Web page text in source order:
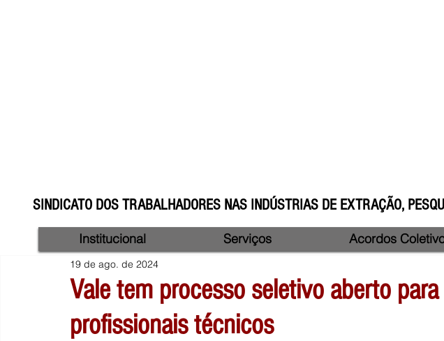
SINDICATO DOS TRABALHADORES NAS INDÚSTRIAS DE EXTRAÇÃO,
Vale tem processo seletivo aberto
profissionais técnicos
19 de ago. de 2024
Institucional Serviços Acordos